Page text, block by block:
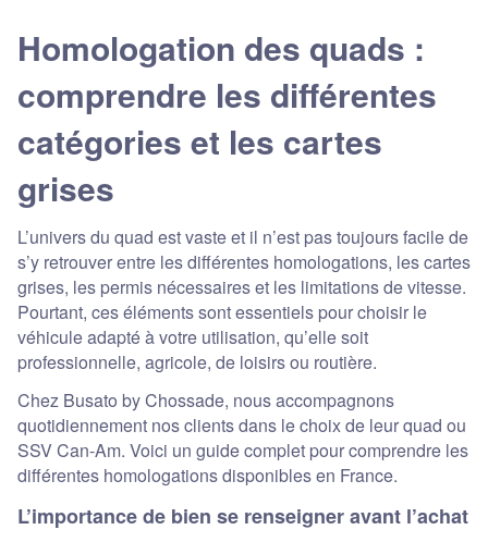
Homologation des quads :
comprendre les différentes
catégories et les cartes
grises
L’univers du quad est vaste et il n’est pas toujours facile de
s’y retrouver entre les différentes homologations, les cartes
grises, les permis nécessaires et les limitations de vitesse.
Pourtant, ces éléments sont essentiels pour choisir le
véhicule adapté à votre utilisation, qu’elle soit
professionnelle, agricole, de loisirs ou routière.
Chez Busato by Chossade, nous accompagnons
quotidiennement nos clients dans le choix de leur quad ou
SSV Can-Am. Voici un guide complet pour comprendre les
différentes homologations disponibles en France.
L’importance de bien se renseigner avant l’achat